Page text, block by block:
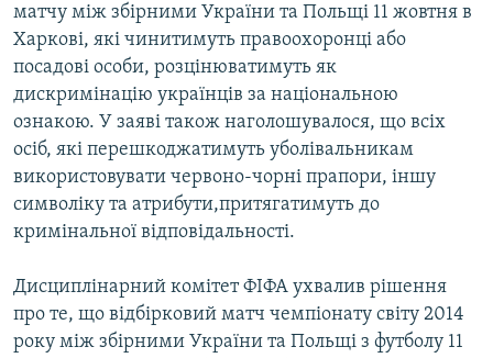
матчу між збірними України та Польщі 11 жовтня в
Харкові, які чинитимуть правоохоронці або
посадові особи, розцінюватимуть як
дискримінацію українців за національною
ознакою. У заяві також наголошувалося, що всіх
осіб, які перешкоджатимуть уболівальникам
використовувати червоно-чорні прапори, іншу
символіку та атрибути,притягатимуть до
кримінальної відповідальності.
Дисциплінарний комітет ФІФА ухвалив рішення
про те, що відбірковий матч чемпіонату світу 2014
року між збірними України та Польщі з футболу 11